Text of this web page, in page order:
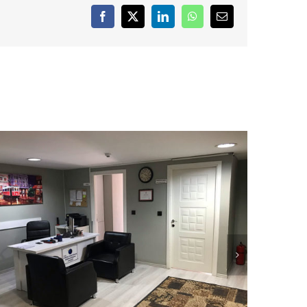
Facebook
X LinkedInWhatsApp
Email